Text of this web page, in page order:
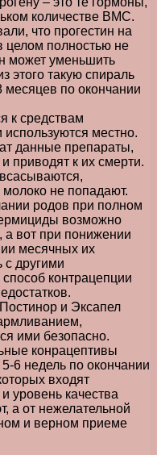
количестве ВМС.
что прогестин на
целом полностью не
может уменьшить
этого такую спираль
месяцев по окончании
к средствам
местно.
данные препараты,
приводят к их смерти.
молоко не попадают.
родов при полном
возможно
а вот при понижении
месячных их
с другими
контрацепции
и Эксапел
ими безопасно.
конрацептивы
6 недель по окончании
входят
уровень качества
а от нежелательной
и верном приеме